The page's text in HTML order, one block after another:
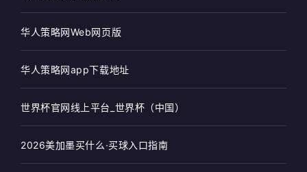
华人策略网Web网页版
华人策略网app下载地址
世界杯官网线上平台_世界杯（中国）
2026美加墨买什么·买球入口指南